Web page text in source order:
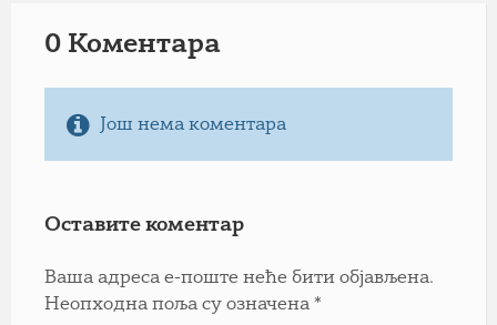
0 Коментарa
Још нема коментара
Оставите коментар
Ваша адреса е-поште неће бити објављена.
Неопходна поља су означена *